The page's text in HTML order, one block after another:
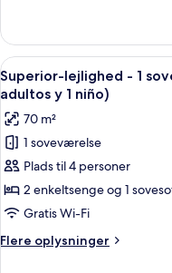
til
pool
(3
adultos)
lejlighed
1
soveværelse
udsigt
til
pool
(3
adultos)
Indlæs
alle
billeder
af
Superior-
lejlighed
-
1
soveværelse
-
13
Superior-lejlighed - 1
adultos y 1 niño)
70 m²
1 soveværelse
Plads til 4 personer
2 enkeltsenge og 1
Gratis Wi-Fi
Flere oplysninger
Flere